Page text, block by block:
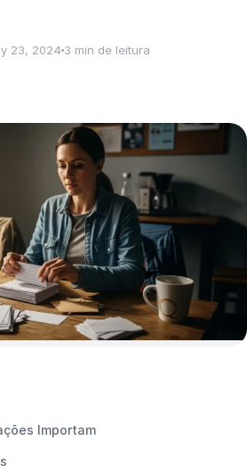
23, 2024 3 min de leitura
Importam